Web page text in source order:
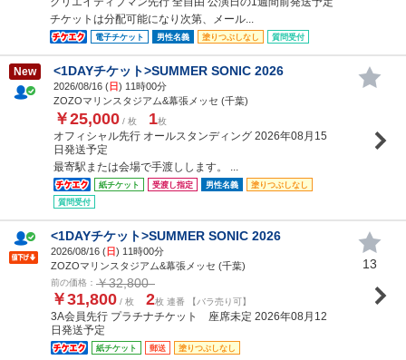
チケットは分配可能になり次第、メール...
電子チケット 男性名義 塗りつぶしなし 質問受付
New <1DAYチケット>SUMMER SONIC 2026
2026/08/16 (日) 11時00分
ZOZOマリンスタジアム&幕張メッセ (千葉)
￥25,000 / 枚 1枚
オフィシャル先行 オールスタンディング 2026年08月15
日発送予定
最寄駅または会場で手渡しします。 ...
紙チケット 受渡し指定 男性名義
塗りつぶしなし
質問受付
<1DAYチケット>SUMMER SONIC 2026
2026/08/16 (日) 11時00分
ZOZOマリンスタジアム&幕張メッセ (千葉)
前の価格： ￥32,800
￥31,800 / 枚 2枚 連番 【バラ売り可】
3A会員先行 プラチナチケット 座席未定 2026年08月12
日発送予定
紙チケット 郵送 塗りつぶしなし
13